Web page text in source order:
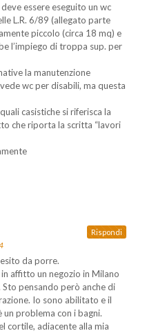
essere eseguito un wc
L.R. 6/89 (allegato parte
piccolo (circa 18 mq) e
l’impiego di troppa sup. per
la manutenzione
wc per disabili, ma questa
casistiche si riferisca la
che riporta la scritta “lavori
da porre.
affitto un negozio in Milano
pensando però anche di
Io sono abilitato e il
un problema con i bagni.
cortile, adiacente alla mia
Rispondi